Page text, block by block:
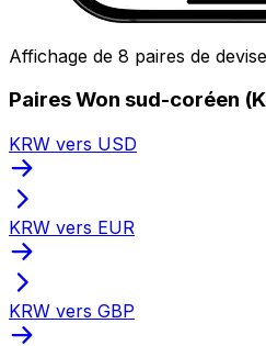
Affichage de 8 paires de
Paires Won sud-coréen
KRW vers USD
KRW vers EUR
KRW vers GBP